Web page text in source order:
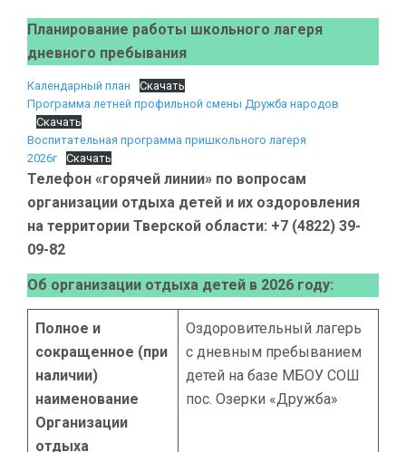
Планирование работы школьного лагеря
дневного пребывания
Календарный план
Скачать
Программа летней профильной смены Дружба народов
Скачать
Воспитательная программа пришкольного лагеря
2026г
Скачать
Телефон «горячей линии» по вопросам
организации отдыха детей и их оздоровления
на территории Тверской области: +7 (4822) 39-
09-82
Об организации отдыха детей в 2026 году:
Полное и
сокращенное (при
наличии)
наименование
Организации
отдыха
Оздоровительный лагерь
с дневным пребыванием
детей на базе МБОУ СОШ
пос. Озерки «Дружба»